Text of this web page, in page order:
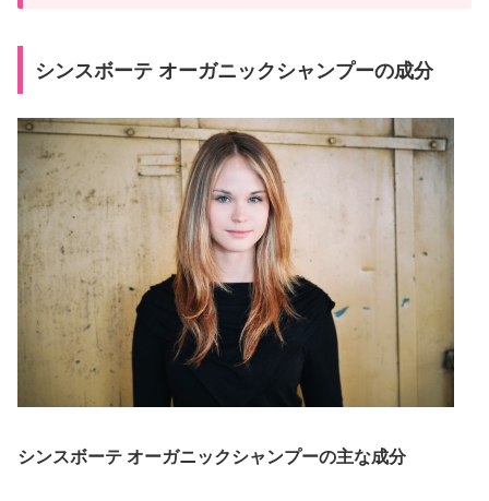
シンスボーテ オーガニックシャンプーの成分
シンスボーテ オーガニックシャンプーの主な成分